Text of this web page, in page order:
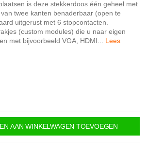
is deze stekkerdoos één geheel met
twee kanten benaderbaar (open te
uitgerust met 6 stopcontacten.
(custom modules) die u naar eigen
met bijvoorbeeld VGA, HDMI... Lees
AAN WINKELWAGEN TOEVOEGEN